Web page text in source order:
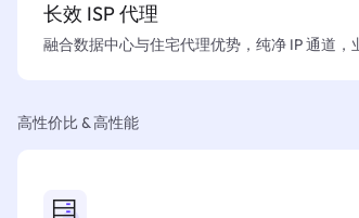
长效 ISP 代理
融合数据中心与住宅代理优势，纯净 IP 通道，
高性价比 & 高性能